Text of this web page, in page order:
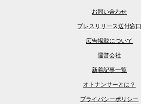
お問い合わせ
プレスリリース送付窓口
広告掲載について
運営会社
新着記事一覧
オトナンサーとは？
プライバシーポリシー